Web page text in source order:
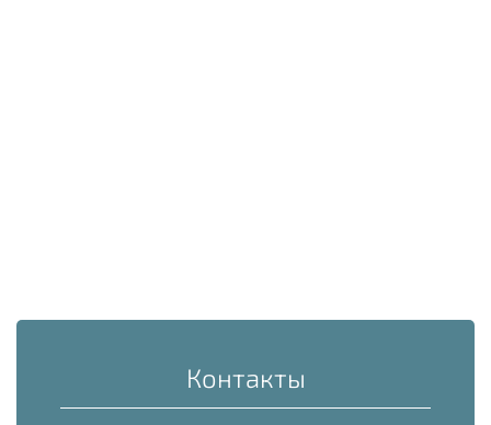
Контакты